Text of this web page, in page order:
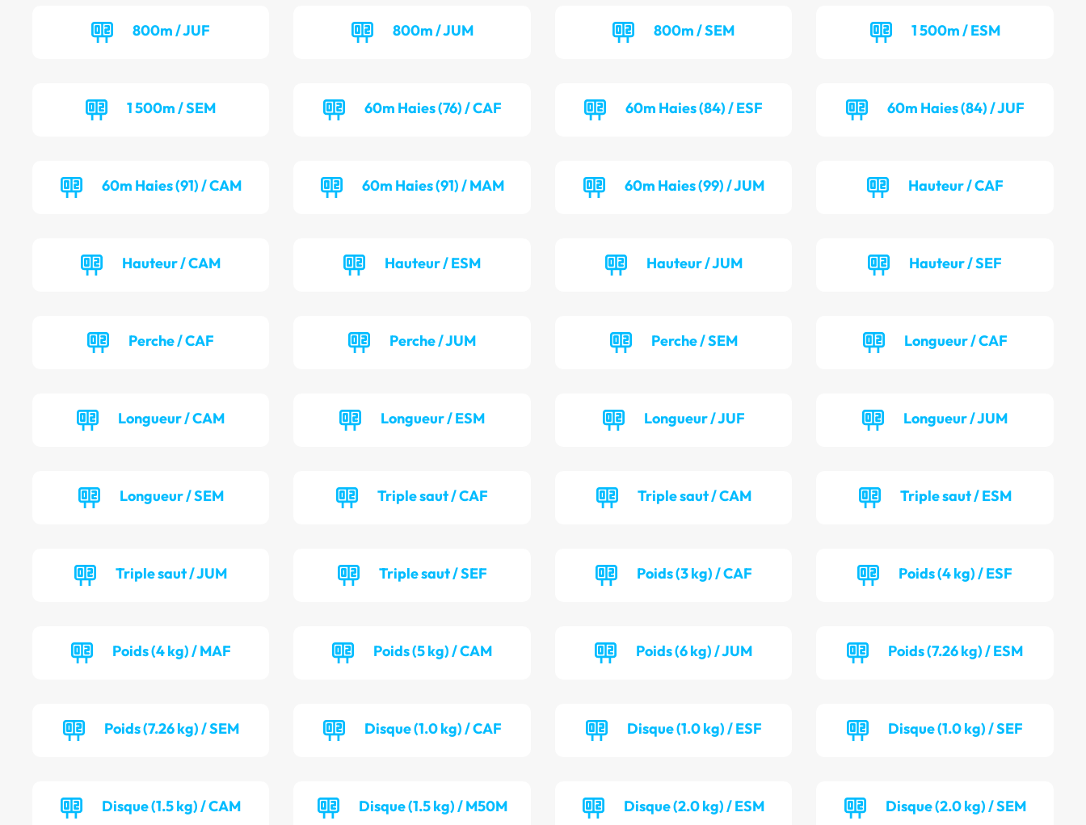
800m / JUF 800m / JUM 800m / SEM 1 500m / ESM
1 500m / SEM 60m Haies (76) / CAF 60m Haies (84) / ESF 60m Haies (84) / JUF
60m Haies (91) / CAM 60m Haies (91) / MAM 60m Haies (99) / JUM Hauteur / CAF
Hauteur / CAM Hauteur / ESM Hauteur / JUM Hauteur / SEF
Perche / CAF Perche / JUM Perche / SEM Longueur / CAF
Longueur / CAM Longueur / ESM Longueur / JUF Longueur / JUM
Longueur / SEM Triple saut / CAF Triple saut / CAM Triple saut / ESM
Triple saut / JUM Triple saut / SEF Poids (3 kg) / CAF Poids (4 kg) / ESF
Poids (4 kg) / MAF Poids (5 kg) / CAM Poids (6 kg) / JUM Poids (7.26 kg) / ESM
Poids (7.26 kg) / SEM Disque (1.0 kg) / CAF Disque (1.0 kg) / ESF Disque (1.0 kg) / SEF
Disque (1.5 kg) / CAM Disque (1.5 kg) / M50M Disque (2.0 kg) / ESM Disque (2.0 kg) / SEM